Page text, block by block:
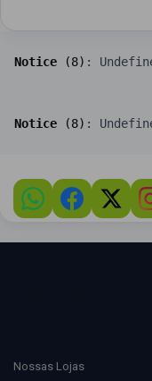
Notice (8) :
Notice (8) :
Nossas Lojas